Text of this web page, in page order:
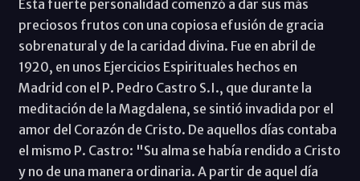
Esta fuerte personalidad comenzó a dar sus más
preciosos frutos con una copiosa efusión de gracia
sobrenatural y de la caridad divina. Fue en abril de
1920, en unos Ejercicios Espirituales hechos en
Madrid con el P. Pedro Castro S.I., que durante la
meditación de la Magdalena, se sintió invadida por el
amor del Corazón de Cristo. De aquellos días contaba
el mismo P. Castro: "Su alma se había rendido a Cristo
y no de una manera ordinaria. A partir de aquel día